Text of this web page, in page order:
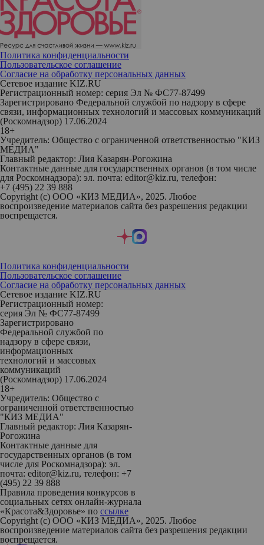
Политика конфиденциальности
Пользовательское соглашение
Согласие на обработку персональных данных
Сетевое издание KIZ.RU
Регистрационный номер: серия Эл № ФС77-87499
Зарегистрировано Федеральной службой по надзору в сфере
связи, информационных технологий и массовых коммуникаций
(Роскомнадзор) 17.06.2024
18+
Учредитель: Общество с ограниченной ответственностью "КИЗ
МЕДИА"
Главный редактор: Лия Казарян-Рогожина
Контактные данные для государственных органов (в том числе
для Роскомнадзора): эл. почта: editor@kiz.ru, телефон:
+7 (495) 22 39 888
Copyright (с) ООО «КИЗ МЕДИА», 2025. Любое
воспроизведение материалов сайта без разрешения редакции
воспрещается.
Политика конфиденциальности
Пользовательское соглашение
Согласие на обработку персональных данных
Сетевое издание KIZ.RU
Регистрационный номер:
серия Эл № ФС77-87499
Зарегистрировано
Федеральной службой по
надзору в сфере связи,
информационных
технологий и массовых
коммуникаций
(Роскомнадзор) 17.06.2024
18+
Учредитель: Общество с
ограниченной ответственностью
"КИЗ МЕДИА"
Главный редактор: Лия Казарян-
Рогожина
Контактные данные для
государственных органов (в том
числе для Роскомнадзора): эл.
почта: editor@kiz.ru, телефон: +7
(495) 22 39 888
Правила проведения конкурсов в
социальных сетях онлайн-журнала
«Красота&Здоровье» по ссылке
Copyright (с) ООО «КИЗ МЕДИА», 2025. Любое
воспроизведение материалов сайта без разрешения редакции
воспрещается.